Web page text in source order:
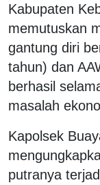
Kabupaten
memutuskan
gantung diri
tahun) dan
berhasil
masalah
Kapolsek
putranya